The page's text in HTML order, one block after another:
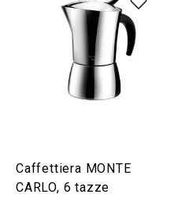
Caffettiera MONTE
CARLO, 6 tazze